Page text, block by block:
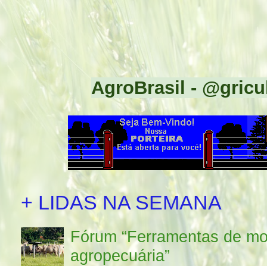
AgroBrasil -
+ LIDAS NA SEMANA
Fórum “Ferramentas de
agropecuária”